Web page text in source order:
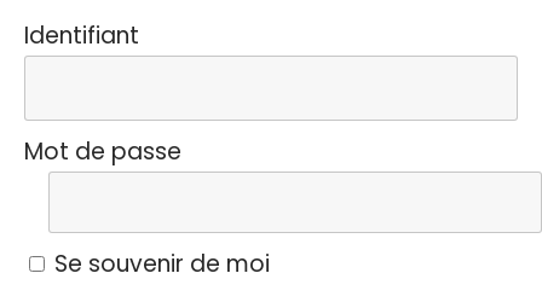
Identifiant
Mot de passe
Se souvenir de moi